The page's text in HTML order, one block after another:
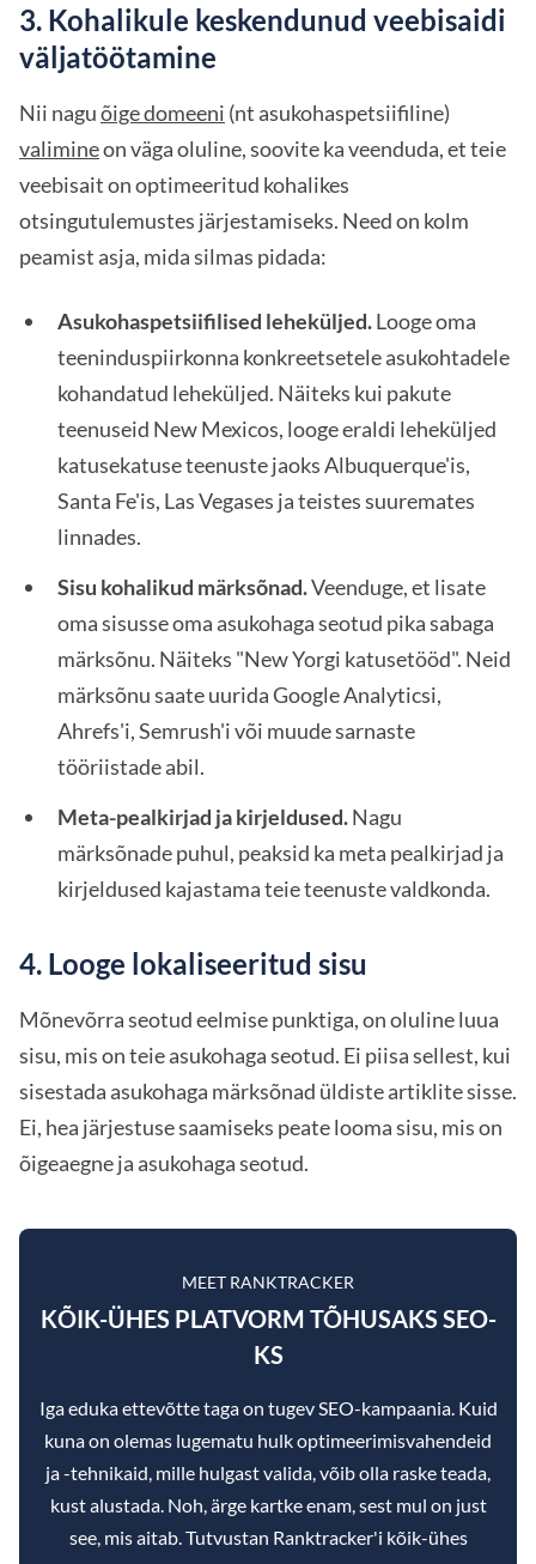
3. Kohalikule keskendunud veebisaidi
väljatöötamine
Nii naguõige domeeni (nt asukohaspetsiifiline)
valimineon väga oluline, soovite ka veenduda, et teie
veebisait on optimeeritud kohalikes
otsingutulemustes järjestamiseks. Need on kolm
peamist asja, mida silmas pidada:
Asukohaspetsiifilised leheküljed.Looge oma
teeninduspiirkonna konkreetsetele asukohtadele
kohandatud leheküljed. Näiteks kui pakute
teenuseid New Mexicos, looge eraldi leheküljed
katusekatuse teenuste jaoks Albuquerque'is,
Santa Fe'is, Las Vegases ja teistes suuremates
linnades.
Sisu kohalikud märksõnad.Veenduge, et lisate
oma sisusse oma asukohaga seotud pika sabaga
märksõnu. Näiteks "New Yorgi katusetööd". Neid
märksõnu saate uurida Google Analyticsi,
Ahrefs'i, Semrush'i või muude sarnaste
tööriistade abil.
Meta-pealkirjad ja kirjeldused.Nagu
märksõnade puhul, peaksid ka meta pealkirjad ja
kirjeldused kajastama teie teenuste valdkonda.
4. Looge lokaliseeritud sisu
Mõnevõrra seotud eelmise punktiga, on oluline luua
sisu, mis on teie asukohaga seotud. Ei piisa sellest, kui
sisestada asukohaga märksõnad üldiste artiklite sisse.
Ei, hea järjestuse saamiseks peate looma sisu, mis on
õigeaegne ja asukohaga seotud.
MEET RANKTRACKER
KÕIK-ÜHES PLATVORM TÕHUSAKS SEO-
KS
Iga eduka ettevõtte taga on tugev SEO-kampaania. Kuid
kuna on olemas lugematu hulk optimeerimisvahendeid
ja -tehnikaid, mille hulgast valida, võib olla raske teada,
kust alustada. Noh, ärge kartke enam, sest mul on just
see, mis aitab. Tutvustan Ranktracker'i kõik-ühes